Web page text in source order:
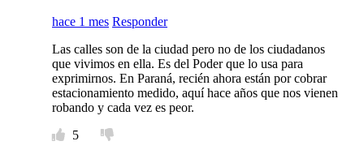
hace 1 mes Responder
Las calles son de la ciudad pero no de los ciudadanos
que vivimos en ella. Es del Poder que lo usa para
exprimirnos. En Paraná, recién ahora están por cobrar
estacionamiento medido, aquí hace años que nos vienen
robando y cada vez es peor.
5